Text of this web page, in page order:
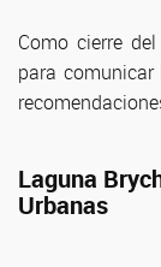
Como cierre
para
Laguna
Urbanas